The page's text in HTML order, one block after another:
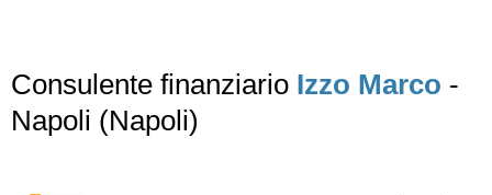
Consulente finanziario Izzo Marco -
Napoli (Napoli)